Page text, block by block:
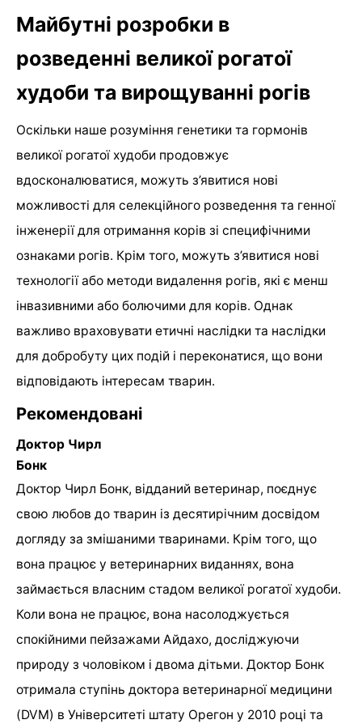
Майбутні розробки в
розведенні великої рогатої
худоби та вирощуванні рогів
Оскільки наше розуміння генетики та гормонів
великої рогатої худоби продовжує
вдосконалюватися, можуть з’явитися нові
можливості для селекційного розведення та генної
інженерії для отримання корів зі специфічними
ознаками рогів. Крім того, можуть з’явитися нові
технології або методи видалення рогів, які є менш
інвазивними або болючими для корів. Однак
важливо враховувати етичні наслідки та наслідки
для добробуту цих подій і переконатися, що вони
відповідають інтересам тварин.
Рекомендовані
Доктор Чирл
Бонк
Доктор Чирл Бонк, відданий ветеринар, поєднує
свою любов до тварин із десятирічним досвідом
догляду за змішаними тваринами. Крім того, що
вона працює у ветеринарних виданнях, вона
займається власним стадом великої рогатої худоби.
Коли вона не працює, вона насолоджується
спокійними пейзажами Айдахо, досліджуючи
природу з чоловіком і двома дітьми. Доктор Бонк
отримала ступінь доктора ветеринарної медицини
(DVM) в Університеті штату Орегон у 2010 році та